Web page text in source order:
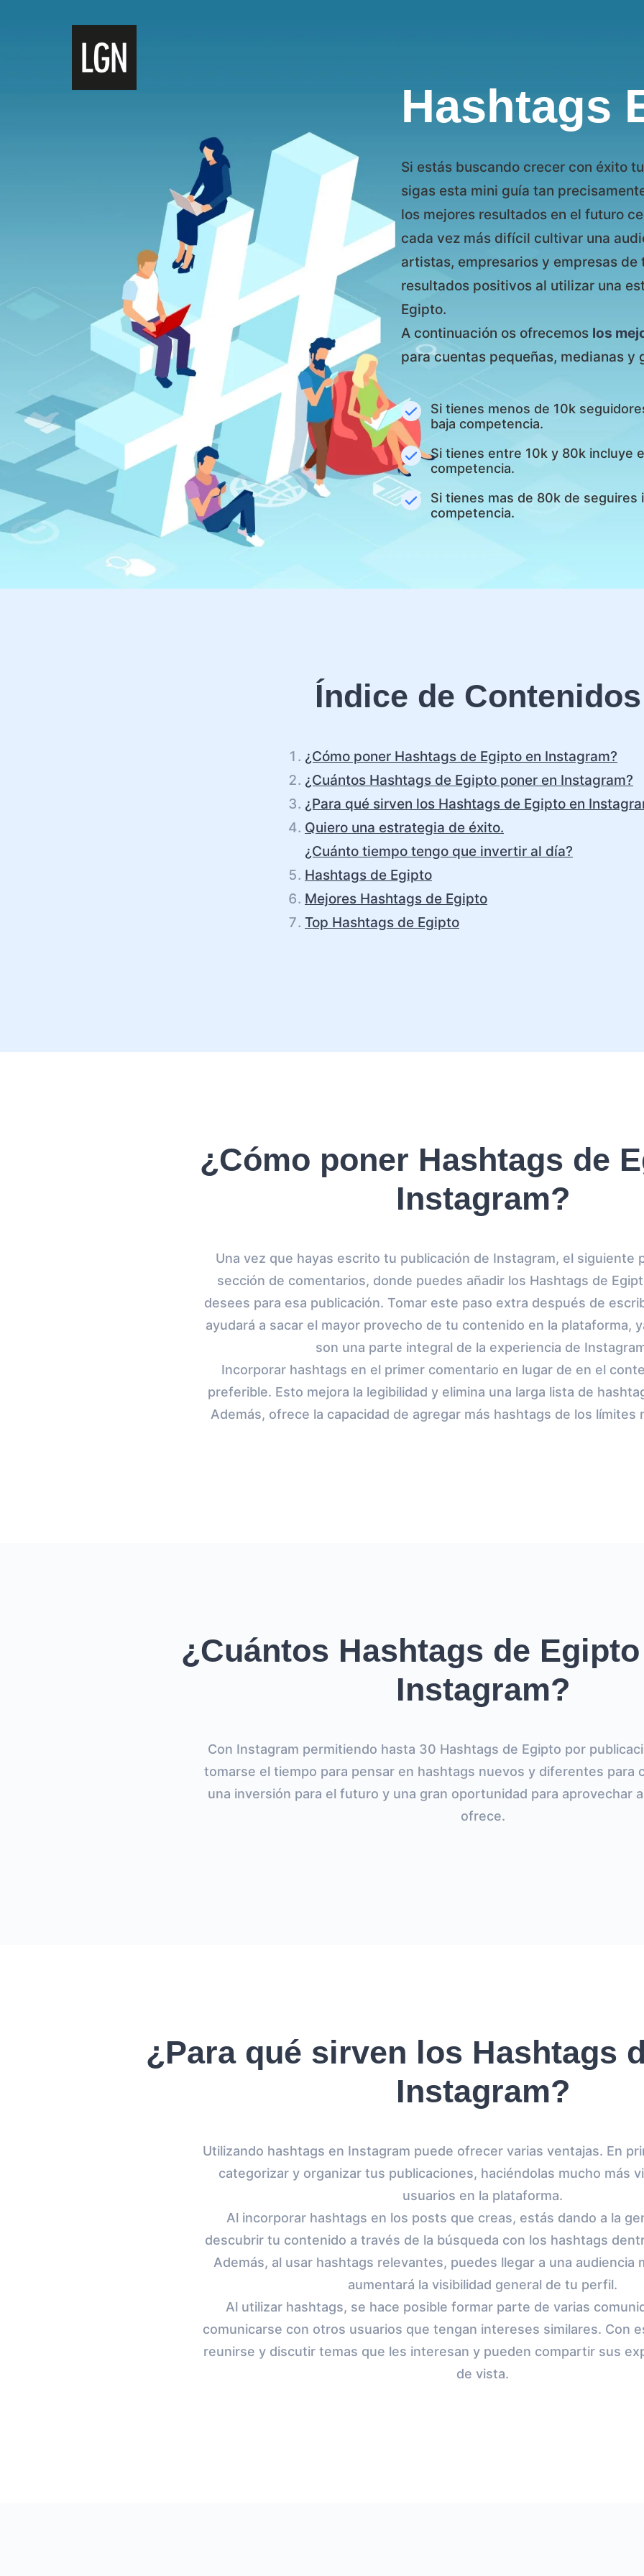
Hashtags
Si estás buscando crecer con éxito
sigas esta mini guía tan
los mejores resultados en el futuro
cada vez más difícil cultivar una
artistas, empresarios y empresas
resultados positivos al utilizar una
Egipto.
A continuación os ofrecemos los
para cuentas pequeñas, medianas y
Si tienes menos de 10k
baja competencia.
Si tienes entre 10k y 80k incluye
competencia.
Si tienes mas de 80k de seguires
competencia.
Índice de
¿Cómo poner Hashtags de Egipto en Instagram?
¿Cuántos Hashtags de Egipto poner en Instagram?
¿Para qué sirven los Hashtags de Egipto en
Quiero una estrategia de éxito.
¿Cuánto tiempo tengo que invertir al día?
Hashtags de Egipto
Mejores Hashtags de Egipto
Top Hashtags de Egipto
¿Cómo poner Hashtags de
Instagram?
Una vez que hayas escrito tu publicación de Instagram, el siguiente
sección de comentarios, donde puedes añadir los Hashtags de
desees para esa publicación. Tomar este paso extra después de
ayudará a sacar el mayor provecho de tu contenido en la plataforma,
son una parte integral de la experiencia de
Incorporar hashtags en el primer comentario en lugar de en el
preferible. Esto mejora la legibilidad y elimina una larga lista de
Además, ofrece la capacidad de agregar más hashtags de los límites
¿Cuántos Hashtags de
Instagram?
Con Instagram permitiendo hasta 30 Hashtags de Egipto por
tomarse el tiempo para pensar en hashtags nuevos y diferentes para
una inversión para el futuro y una gran oportunidad para aprovechar
ofrece.
¿Para qué sirven los Hashtags
Instagram?
Utilizando hashtags en Instagram puede ofrecer varias ventajas. En
categorizar y organizar tus publicaciones, haciéndolas mucho más
usuarios en la plataforma.
Al incorporar hashtags en los posts que creas, estás dando a la
descubrir tu contenido a través de la búsqueda con los hashtags
Además, al usar hashtags relevantes, puedes llegar a una audiencia
aumentará la visibilidad general de tu perfil.
Al utilizar hashtags, se hace posible formar parte de varias
comunicarse con otros usuarios que tengan intereses similares. Con
reunirse y discutir temas que les interesan y pueden compartir sus
de vista.